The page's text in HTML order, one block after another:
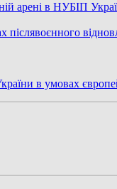
арені в НУБІП
в умовах